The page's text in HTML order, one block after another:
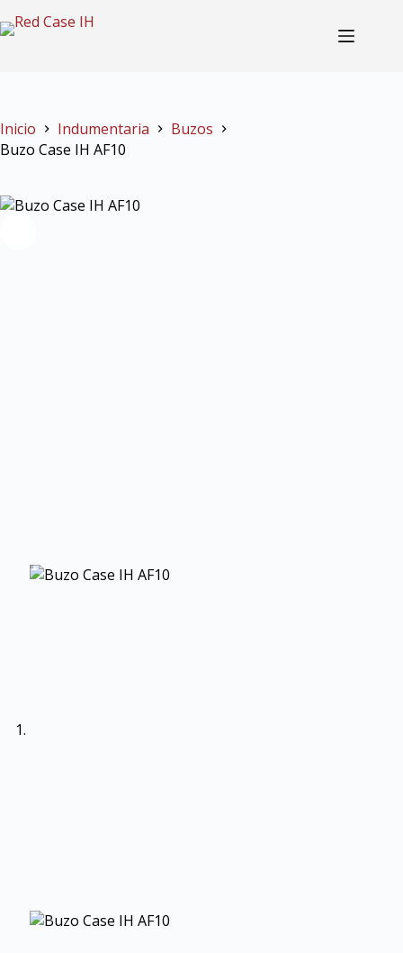
Inicio Indumentaria
Buzos
Buzo Case IH AF10